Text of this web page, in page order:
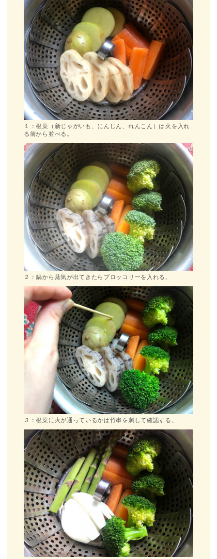
１：根菜（新じゃがいも、にんじん、れんこん）は火を入れ
る前から並べる。
２：鍋から蒸気が出てきたらブロッコリーを入れる。
３：根菜に火が通っているかは竹串を刺して確認する。